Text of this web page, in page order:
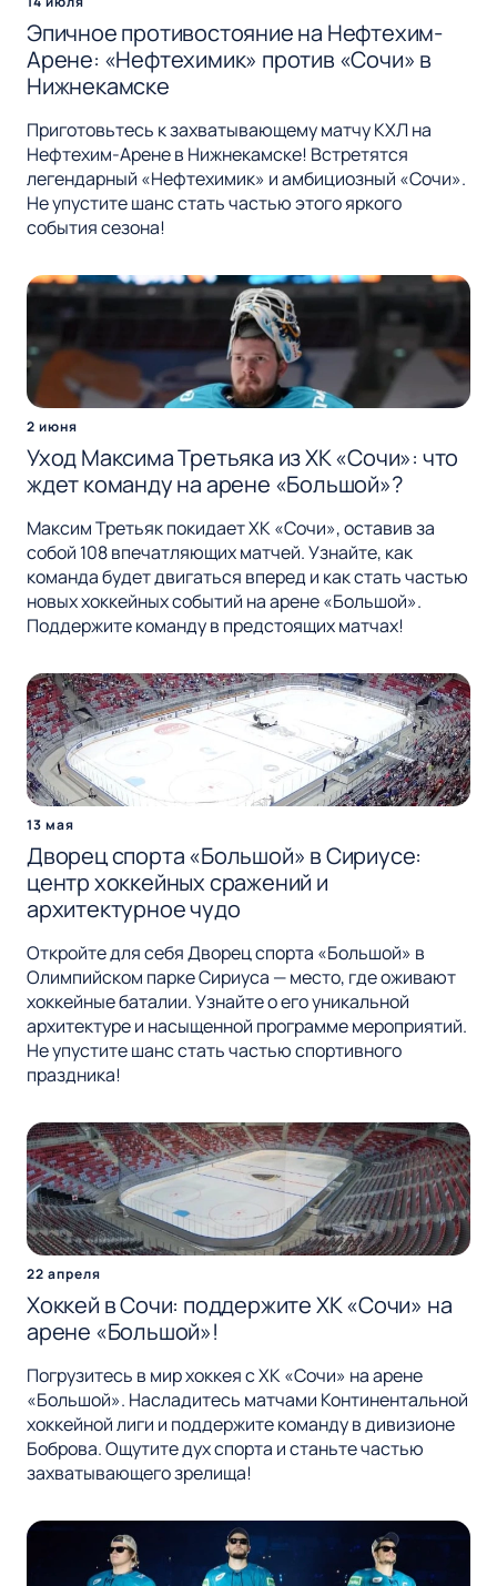
Эпичное противостояние на Нефтехим-
Арене: «Нефтехимик» против «Сочи» в
Нижнекамске
Приготовьтесь к захватывающему матчу КХЛ на
Нефтехим-Арене в Нижнекамске! Встретятся
легендарный «Нефтехимик» и амбициозный «Сочи».
Не упустите шанс стать частью этого яркого
события сезона!
2 июня
Уход Максима Третьяка из ХК «Сочи»: что
ждет команду на арене «Большой»?
Максим Третьяк покидает ХК «Сочи», оставив за
собой 108 впечатляющих матчей. Узнайте, как
команда будет двигаться вперед и как стать частью
новых хоккейных событий на арене «Большой».
Поддержите команду в предстоящих матчах!
13 мая
Дворец спорта «Большой» в Сириусе:
центр хоккейных сражений и
архитектурное чудо
Откройте для себя Дворец спорта «Большой» в
Олимпийском парке Сириуса — место, где оживают
хоккейные баталии. Узнайте о его уникальной
архитектуре и насыщенной программе мероприятий.
Не упустите шанс стать частью спортивного
праздника!
22 апреля
Хоккей в Сочи: поддержите ХК «Сочи» на
арене «Большой»!
Погрузитесь в мир хоккея с ХК «Сочи» на арене
«Большой». Насладитесь матчами Континентальной
хоккейной лиги и поддержите команду в дивизионе
Боброва. Ощутите дух спорта и станьте частью
захватывающего зрелища!